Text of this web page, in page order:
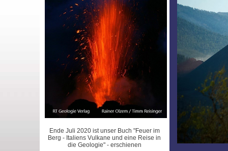
Ende Juli 2020 ist unser Buch "Feuer im
Berg - Italiens Vulkane und eine Reise in
die Geologie" - erschienen